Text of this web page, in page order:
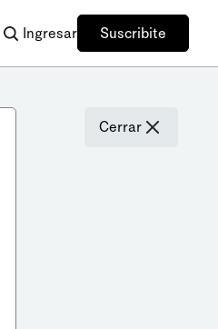
Ingresar Suscribite
Cerrar